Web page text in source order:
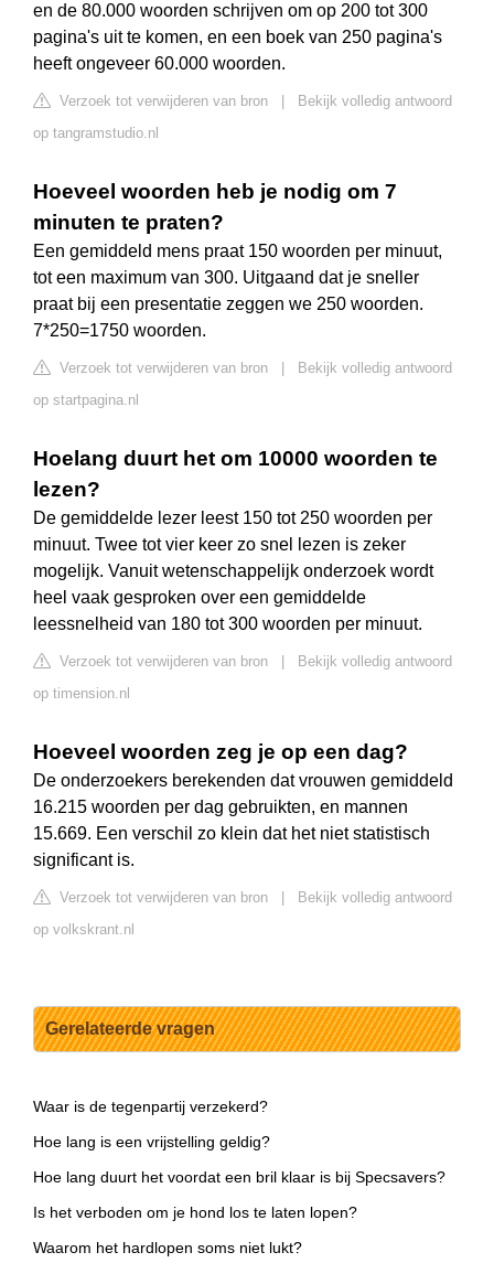
en de 80.000 woorden schrijven om op 200 tot 300
pagina's uit te komen, en een boek van 250 pagina's
heeft ongeveer 60.000 woorden.
Verzoek tot verwijderen van bron
Bekijk volledig antwoord
op tangramstudio.nl
Hoeveel woorden heb je nodig om 7
minuten te praten?
Een gemiddeld mens praat 150 woorden per minuut,
tot een maximum van 300. Uitgaand dat je sneller
praat bij een presentatie zeggen we 250 woorden.
7*250=1750 woorden.
Verzoek tot verwijderen van bron
Bekijk volledig antwoord
op startpagina.nl
Hoelang duurt het om 10000 woorden te
lezen?
De gemiddelde lezer leest 150 tot 250 woorden per
minuut. Twee tot vier keer zo snel lezen is zeker
mogelijk. Vanuit wetenschappelijk onderzoek wordt
heel vaak gesproken over een gemiddelde
leessnelheid van 180 tot 300 woorden per minuut.
Verzoek tot verwijderen van bron
Bekijk volledig antwoord
op timension.nl
Hoeveel woorden zeg je op een dag?
De onderzoekers berekenden dat vrouwen gemiddeld
16.215 woorden per dag gebruikten, en mannen
15.669. Een verschil zo klein dat het niet statistisch
significant is.
Verzoek tot verwijderen van bron
Bekijk volledig antwoord
op volkskrant.nl
Gerelateerde vragen
Waar is de tegenpartij verzekerd?
Hoe lang is een vrijstelling geldig?
Hoe lang duurt het voordat een bril klaar is bij Specsavers?
Is het verboden om je hond los te laten lopen?
Waarom het hardlopen soms niet lukt?